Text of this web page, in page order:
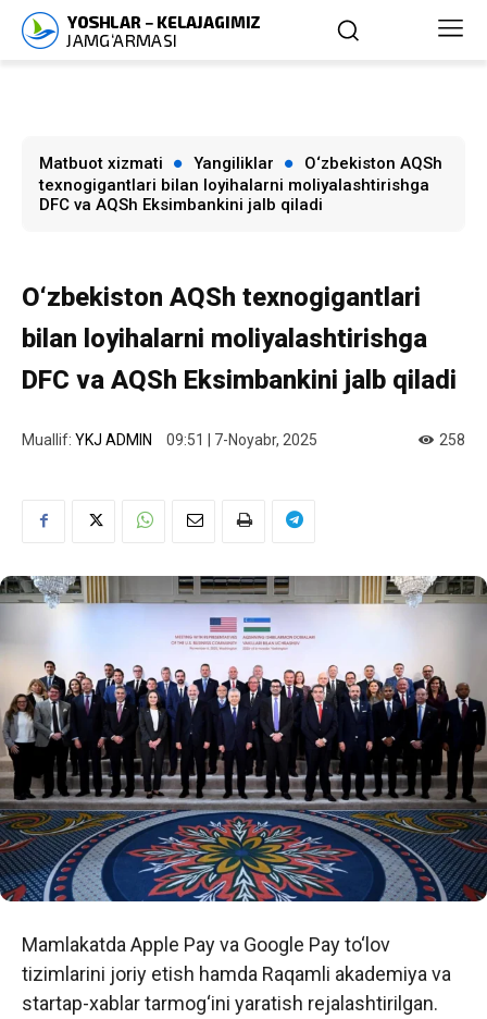
Matbuot xizmati Yangiliklar
O‘zbekiston AQSh
texnogigantlari bilan loyihalarni moliyalashtirishga
DFC va AQSh Eksimbankini jalb qiladi
O‘zbekiston AQSh texnogigantlari
bilan loyihalarni moliyalashtirishga
DFC va AQSh Eksimbankini jalb qiladi
Muallif: YKJ ADMIN 09:51 | 7-Noyabr, 2025 258
Mamlakatda Apple Pay va Google Pay to‘lov
tizimlarini joriy etish hamda Raqamli akademiya va
startap-xablar tarmog‘ini yaratish rejalashtirilgan.